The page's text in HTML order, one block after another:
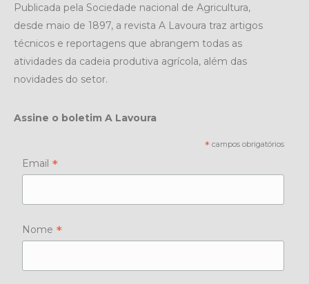
Publicada pela Sociedade nacional de Agricultura,
desde maio de 1897, a revista A Lavoura traz artigos
técnicos e reportagens que abrangem todas as
atividades da cadeia produtiva agrícola, além das
novidades do setor.
Assine o boletim A Lavoura
* campos obrigatórios
Email *
Nome *